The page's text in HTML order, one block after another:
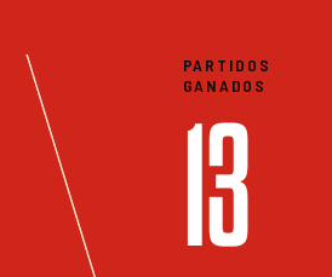
PARTIDOS
GANADOS
13